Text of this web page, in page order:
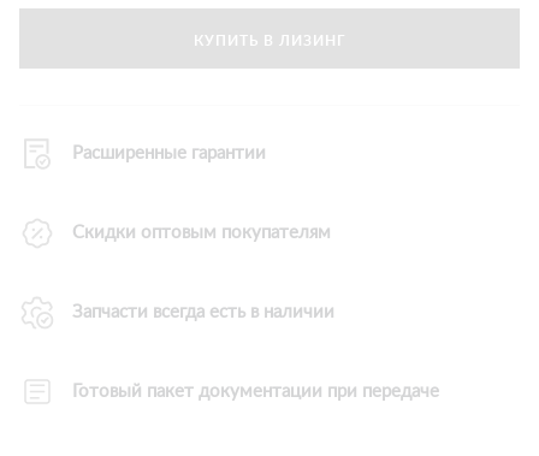
КУПИТЬ В ЛИЗИНГ
Расширенные гарантии
Скидки оптовым покупателям
Запчасти всегда есть в наличии
Готовый пакет документации при передаче